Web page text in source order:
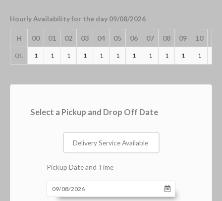
Hourly Availability for the day 09/08/2026
H 00 01 02 03 04 05 06 07 08 09 10
Qt. 1 1 1 1 1 1 1 1 1 1 1
Select a Pickup and Drop Off Date
Delivery Service Available
Pickup Date and Time